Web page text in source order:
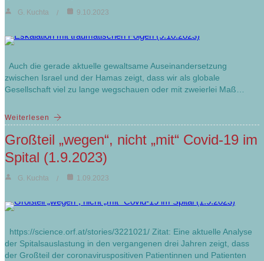
G. Kuchta 9.10.2023
Auch die gerade aktuelle gewaltsame Auseinandersetzung
zwischen Israel und der Hamas zeigt, dass wir als globale
Gesellschaft viel zu lange wegschauen oder mit zweierlei Maß…
Weiterlesen
Großteil „wegen“, nicht „mit“ Covid-19 im
Spital (1.9.2023)
G. Kuchta 1.09.2023
https://science.orf.at/stories/3221021/ Zitat: Eine aktuelle Analyse
der Spitalsauslastung in den vergangenen drei Jahren zeigt, dass
der Großteil der coronaviruspositiven Patientinnen und Patienten